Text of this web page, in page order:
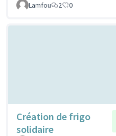
Lamfou 2 0
Création de frigo
solidaire